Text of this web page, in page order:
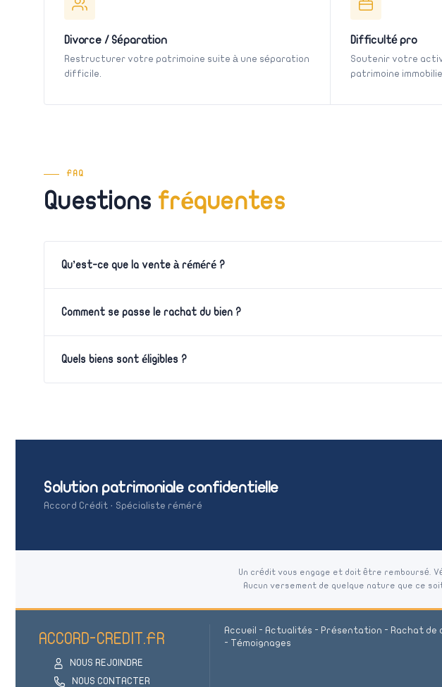
Divorce / Séparation
Restructurer votre patrimoine suite à une séparation
difficile.
Difficulté pro
Soutenir votre
patrimoine
FAQ
Questions fréquentes
Qu’est-ce que la vente à réméré ?
Comment se passe le rachat du bien ?
Quels biens sont éligibles ?
Solution patrimoniale confidentielle
Accord Crédit · Spécialiste réméré
Un crédit vous engage et doit être remboursé.
Aucun versement de quelque nature que ce
ACCORD-CREDIT.FR
NOUS REJOINDRE
NOUS CONTACTER
Accueil - Actualités - Présentation - Rachat de
- Témoignages